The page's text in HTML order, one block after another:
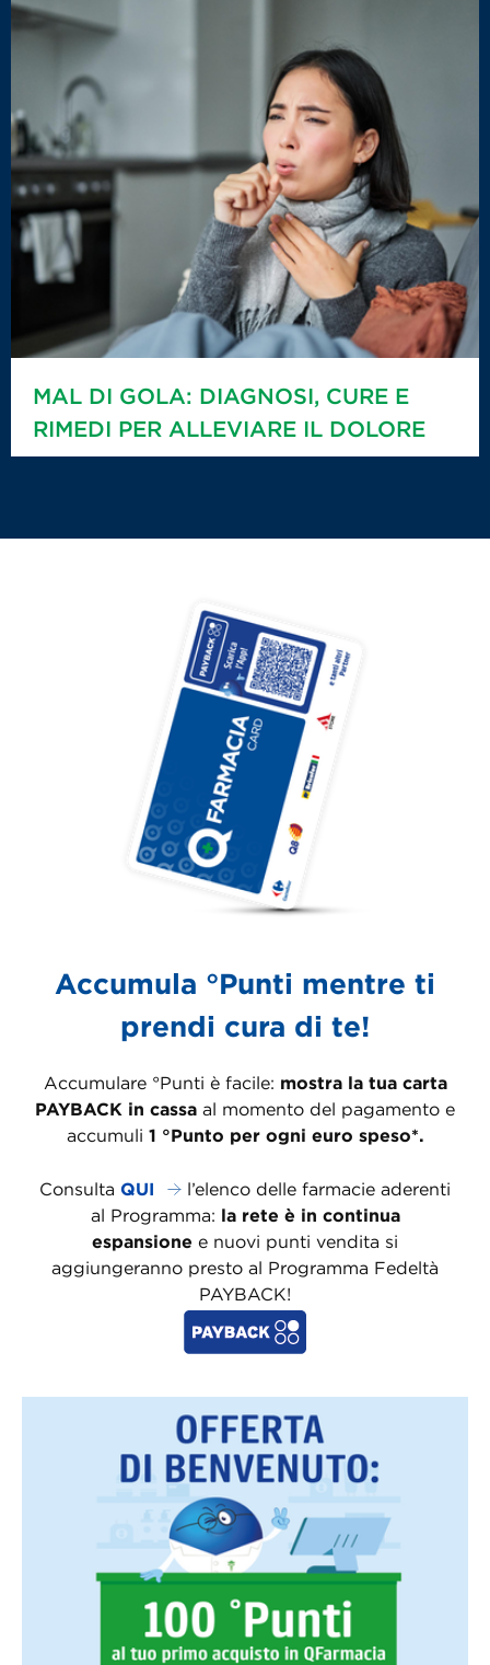
MAL DI GOLA: DIAGNOSI, CURE E
RIMEDI PER ALLEVIARE IL DOLORE
Accumula °Punti mentre ti
prendi cura di te!
Accumulare °Punti è facile: mostra la tua carta
PAYBACK in cassa al momento del pagamento e
accumuli 1 °Punto per ogni euro speso*.
Consulta QUI
l’elenco delle farmacie aderenti
al Programma: la rete è in continua
espansione e nuovi punti vendita si
aggiungeranno presto al Programma Fedeltà
PAYBACK!